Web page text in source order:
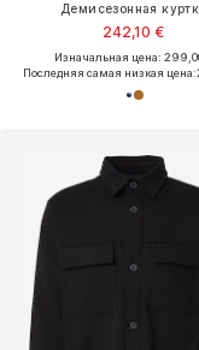
Демисезонная
242,10 €
Изначальная цена:
Последняя самая низкая цена: